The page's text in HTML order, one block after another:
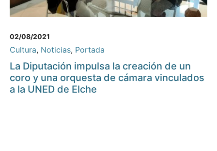
02/08/2021
Cultura, Noticias, Portada
La Diputación impulsa la creación de un
coro y una orquesta de cámara vinculados
a la UNED de Elche